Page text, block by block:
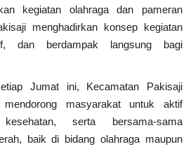
kegiatan olahraga dan pameran
menghadirkan konsep kegiatan
dan berdampak langsung bagi
Jumat ini, Kecamatan Pakisaji
masyarakat untuk aktif
serta bersama-sama
baik di bidang olahraga maupun